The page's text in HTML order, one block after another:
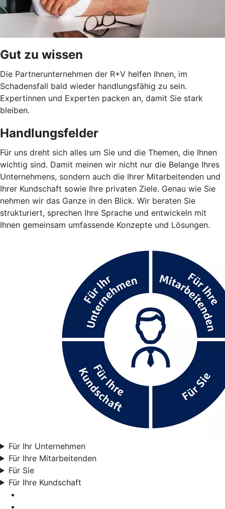
Gut zu wissen
Die Partnerunternehmen der R+V helfen Ihnen, im
Schadensfall bald wieder handlungsfähig zu sein.
Expertinnen und Experten packen an, damit Sie stark
bleiben.
Handlungsfelder
Für uns dreht sich alles um Sie und die Themen, die Ihnen
wichtig sind. Damit meinen wir nicht nur die Belange Ihres
Unternehmens, sondern auch die Ihrer Mitarbeitenden und
Ihrer Kundschaft sowie Ihre privaten Ziele. Genau wie Sie
nehmen wir das Ganze in den Blick. Wir beraten Sie
strukturiert, sprechen Ihre Sprache und entwickeln mit
Ihnen gemeinsam umfassende Konzepte und Lösungen.
Für Ihr Unternehmen
Für Ihre Mitarbeitenden
Für Sie
Für Ihre Kundschaft